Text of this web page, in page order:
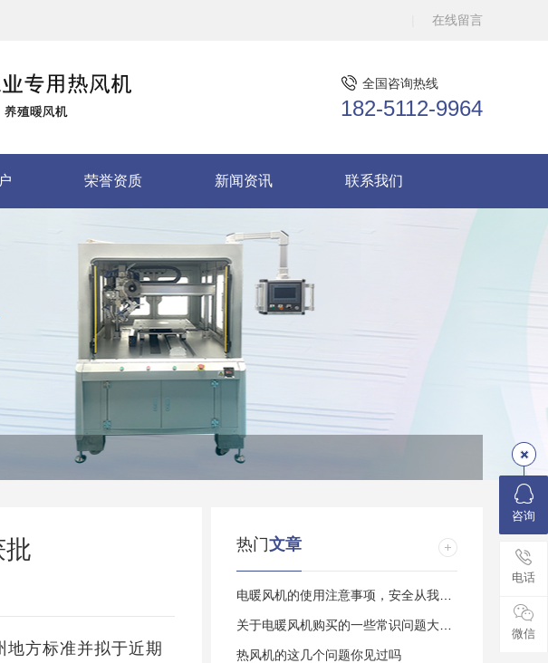
在线留言
全国咨询热线
182-5112-9964
荣誉资质 新闻资讯 联系我们
批
方标准并拟于近期
热门文章
热风机的这几个问题你见过吗
咨询
电话
微信